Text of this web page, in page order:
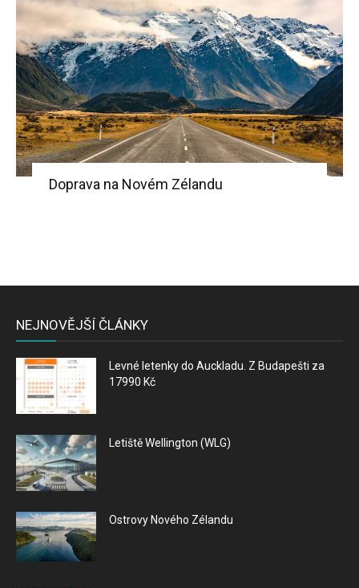
Doprava na Novém Zélandu
NEJNOVĚJŠÍ ČLÁNKY
Levné letenky do Auckladu. Z Budapešti za
17990 Kč
Letiště Wellington (WLG)
Ostrovy Nového Zélandu